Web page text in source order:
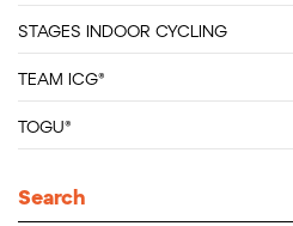
STAGES INDOOR CYCLING
TEAM ICG®
TOGU®
Search